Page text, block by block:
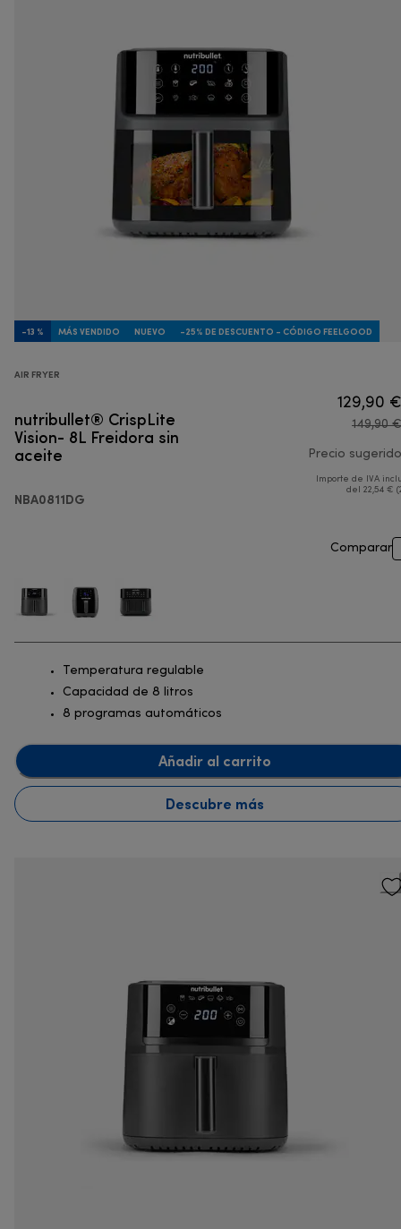
-13 % MÁS VENDIDO NUEVO -25% DE DESCUENTO - CÓDIGO FEELGOOD
AIR FRYER
nutribullet® CrispLite
Vision- 8L Freidora sin
aceite
NBA0811DG
129,90 €
149,90 €
Precio sugerido
Importe de IVA
del 22,54 €
Comparar
Temperatura regulable
Capacidad de 8 litros
8 programas automáticos
Añadir al carrito
Descubre más